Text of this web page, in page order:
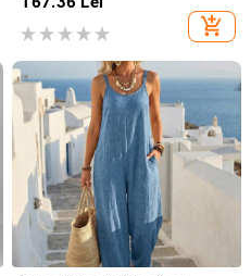
add_shopping_cart